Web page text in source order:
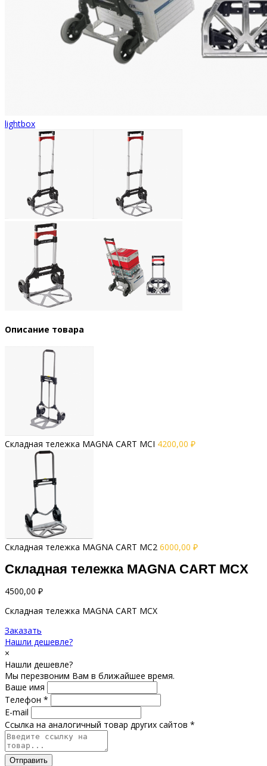
lightbox
Описание товара
Складная тележка MAGNA CART MCI 4200,00 ₽
Складная тележка MAGNA CART MC2 6000,00 ₽
Складная тележка MAGNA CART MCX
4500,00 ₽
Складная тележка MAGNA CART MCX
Заказать
Нашли дешевле?
×
Нашли дешевле?
Мы перезвоним Вам в ближайшее время.
Ваше имя
Телефон *
E-mail
Ссылка на аналогичный товар других сайтов *
Отправить